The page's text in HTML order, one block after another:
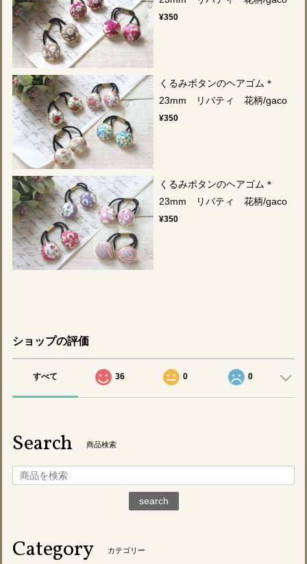
¥350
くるみボタンのヘアゴム＊
23mm リバティ 花柄/gaco
¥350
くるみボタンのヘアゴム＊
23mm リバティ 花柄/gaco
¥350
ショップの評価
すべて 36 0 0
Search 商品検索
search
Category カテゴリー